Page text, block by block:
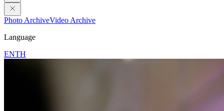
Photo ArchiveVideo Archive
Language
ENTH